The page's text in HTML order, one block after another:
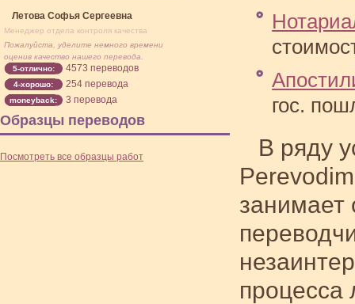
Летова Софья Сергеевна
Менеджер отдела контроля качества
Пожалуйста, уделите немного времени
оценив качество нашего перевода.
5-отлично:
4573 переводов
4-хорошо: 254 перевода
moneyback: 3 перевода
Образцы переводов
Посмотреть все образцы работ
гос.
В ряду
занимает
процесса